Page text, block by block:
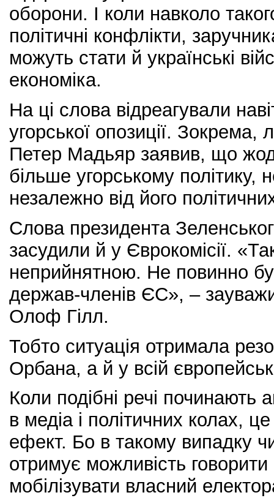
оборони. І коли навколо
політичні конфлікти,
можуть стати й українські
економіка.
На ці слова відреагували
угорської опозиції. Зокрема,
Петер Мадьяр заявив, що
більше угорському політику,
незалежно від його
Слова президента
засудили й у Єврокомісії.
неприйнятною. Не повинно
держав-членів ЄС», –
Олоф Гілл.
Тобто ситуація отримала
Орбана, а й у всій
Коли подібні речі починають
в медіа і політичних колах,
ефект. Бо в такому випадку
отримує можливість говорити
мобілізувати власний